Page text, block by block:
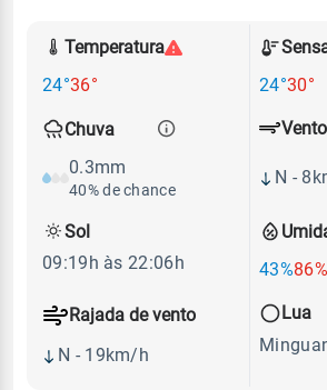
Temperatura
24°36°
24°30°
Chuva
0.3mm
40% de chance
43%86%
Vento
N -
Rajada de vento
N - 19km/h
Sol
09:19h às 22:06h
Lua